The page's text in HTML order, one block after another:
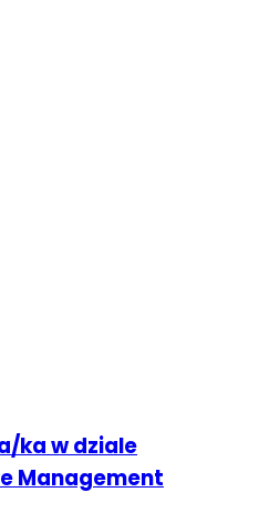
ka w dziale
Management